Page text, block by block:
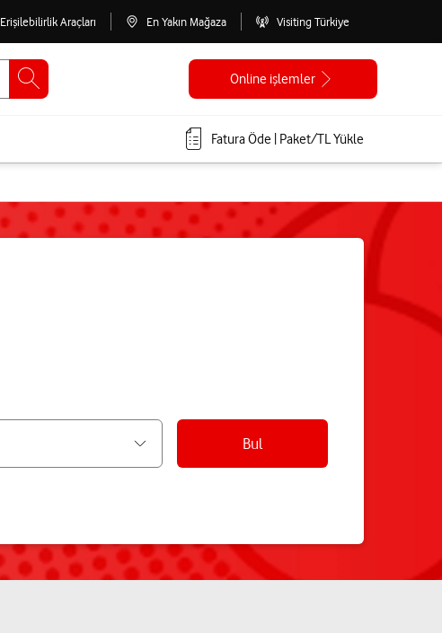
Erişilebilirlik Araçları En Yakın Mağaza Visiting Türkiye
Online işlemler
Fatura Öde | Paket/TL Yükle
Bul